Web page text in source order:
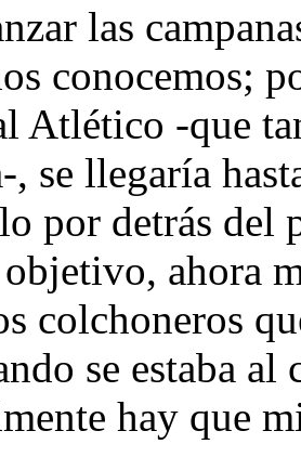
las
conocemos;
Atlético -que
, se llegaría
por detrás del
ahora
colchoneros
se estaba
hay que